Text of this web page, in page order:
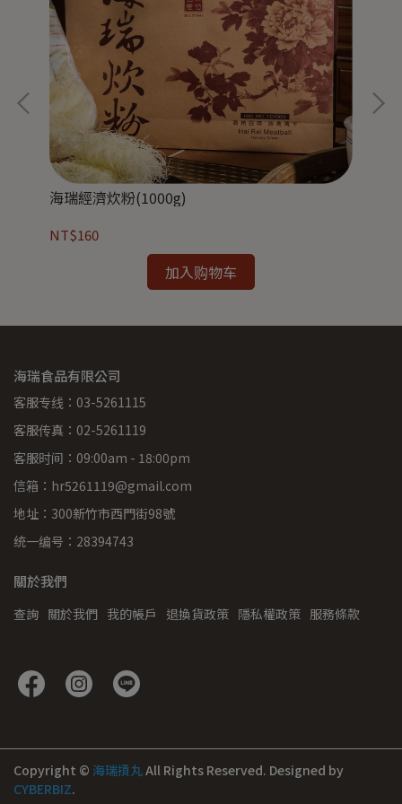
海瑞經濟炊粉(1000g)
NT$160
加入购物车
海瑞食品有限公司
客服专线：03-5261115
客服传真：02-5261119
客服时间：09:00am - 18:00pm
信箱：hr5261119@gmail.com
地址：300新竹市西門街98號
统一编号：28394743
關於我們
查詢 關於我們 我的帳戶 退換貨政策 隱私權政策 服務條款
Copyright © 海瑞摃丸All Rights Reserved. Designed by
CYBERBIZ.